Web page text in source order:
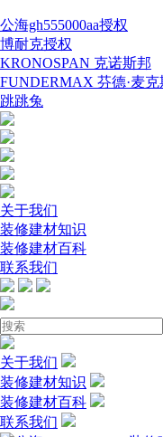
公海gh555000aa授权
博耐克授权
KRONOSPAN 克诺斯邦
FUNDERMAX 芬德·麦克
跳跳兔
关于我们
装修建材知识
装修建材百科
联系我们
关于我们
装修建材知识
装修建材百科
联系我们